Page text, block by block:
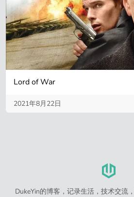
Lord of War
2021年8月22日
DukeYin的博客，记录生活，技术交流